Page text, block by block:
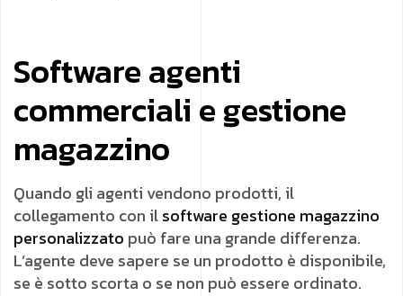
Software agenti
commerciali e gestione
magazzino
Quando gli agenti vendono prodotti, il
collegamento con ilsoftware gestione magazzino
personalizzato può fare una grande differenza.
L’agente deve sapere se un prodotto è disponibile,
se è sotto scorta o se non può essere ordinato.